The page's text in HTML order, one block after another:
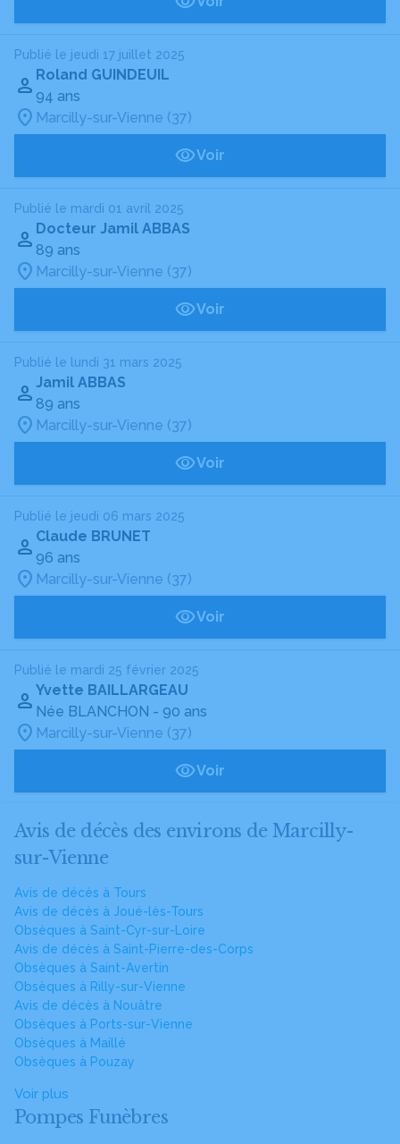
Publié le jeudi 17 juillet 2025
Roland GUINDEUIL
94 ans
Marcilly-sur-Vienne (37)
Voir
Publié le mardi 01 avril 2025
Docteur Jamil ABBAS
89 ans
Marcilly-sur-Vienne (37)
Voir
Publié le lundi 31 mars 2025
Jamil ABBAS
89 ans
Marcilly-sur-Vienne (37)
Voir
Publié le jeudi 06 mars 2025
Claude BRUNET
96 ans
Marcilly-sur-Vienne (37)
Voir
Publié le mardi 25 février 2025
Yvette BAILLARGEAU
Née BLANCHON - 90 ans
Marcilly-sur-Vienne (37)
Voir
Avis de décès des environs de Marcilly-
sur-Vienne
Avis de décès à Tours
Avis de décès à Joué-lès-Tours
Obsèques à Saint-Cyr-sur-Loire
Avis de décès à Saint-Pierre-des-Corps
Obsèques à Saint-Avertin
Obsèques à Rilly-sur-Vienne
Avis de décès à Nouâtre
Obsèques à Ports-sur-Vienne
Obsèques à Maillé
Obsèques à Pouzay
Voir plus
Pompes Funèbres